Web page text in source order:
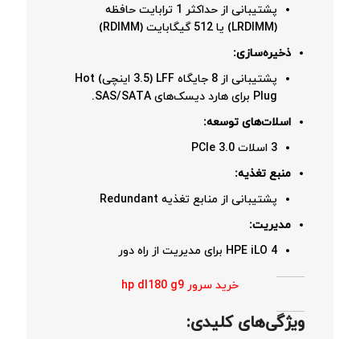
پشتیبانی از حداکثر 1 ترابایت حافظه
(LRDIMM) یا 512 گیگابایت (RDIMM)
ذخیره‌سازی:
پشتیبانی از 8 جایگاه LFF (3.5 اینچی) Hot
Plug برای هارد دیسک‌های SAS/SATA.
اسلات‌های توسعه:
3 اسلات PCIe 3.0
منبع تغذیه:
پشتیبانی از منابع تغذیه Redundant
مدیریت:
HPE iLO 4 برای مدیریت از راه دور
خرید سرور hp dl180 g9
ویژگی‌های کلیدی: